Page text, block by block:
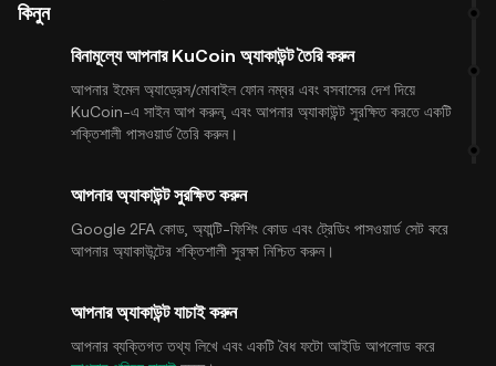
কিনুন
বিনামূল্যে আপনার KuCoin অ্যাকাউন্ট তৈরি করুন
আপনার ইমেল অ্যাড্রেস/মোবাইল ফোন নম্বর এবং বসবাসের দেশ দিয়ে
KuCoin-এ সাইন আপ করুন, এবং আপনার অ্যাকাউন্ট সুরক্ষিত করতে একটি
শক্তিশালী পাসওয়ার্ড তৈরি করুন।
আপনার অ্যাকাউন্ট সুরক্ষিত করুন
Google 2FA কোড, অ্যান্টি-ফিশিং কোড এবং ট্রেডিং পাসওয়ার্ড সেট করে
আপনার অ্যাকাউন্টের শক্তিশালী সুরক্ষা নিশ্চিত করুন।
আপনার অ্যাকাউন্ট যাচাই করুন
আপনার ব্যক্তিগত তথ্য লিখে এবং একটি বৈধ ফটো আইডি আপলোড করে